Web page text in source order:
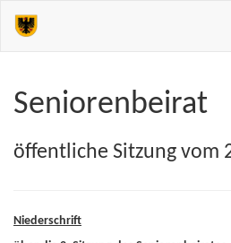
Seniorenbeirat
öffentliche Sitzung vom
Niederschrift